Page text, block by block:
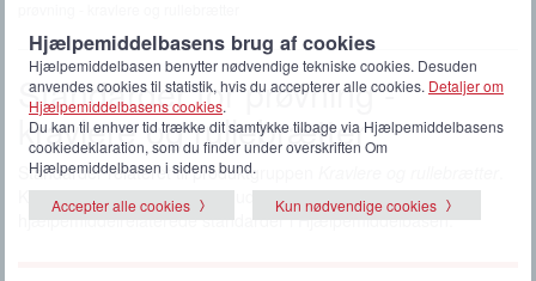
Standarder for prøvning -
kravlere og rullebrætter
Standarder relateret til produktgruppen
Klik påalle standarderfor at udvide listen til at vise alle
hjælpemiddelrelaterede standarder i Hjælpemiddelbasen.
Hjælpemiddelbasens brug af cookies
Hjælpemiddelbasen benytter nødvendige tekniske cookies. Desuden
anvendes cookies til statistik, hvis du accepterer alle cookies. Detaljer om
Hjælpemiddelbasens cookies.
Du kan til enhver tid trække dit samtykke tilbage via Hjælpemiddelbasens
cookiedeklaration, som du finder under overskriften Om
Hjælpemiddelbasen i sidens bund.
Accepter alle cookies
Kun nødvendige cookies